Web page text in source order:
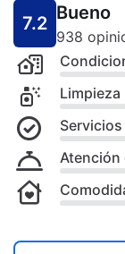
7.2 Bueno
938
Limpieza
Servicios
Atención